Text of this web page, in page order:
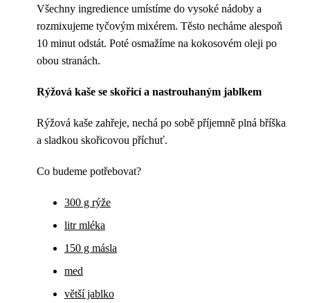
Všechny ingredience umístíme do vysoké nádoby a
rozmixujeme tyčovým mixérem. Těsto necháme alespoň
10 minut odstát. Poté osmažíme na kokosovém oleji po
obou stranách.
Rýžová kaše se skořicí a nastrouhaným jablkem
Rýžová kaše zahřeje, nechá po sobě příjemně plná bříška
a sladkou skořicovou příchuť.
Co budeme potřebovat?
300 g rýže
litr mléka
150 g másla
med
větší jablko